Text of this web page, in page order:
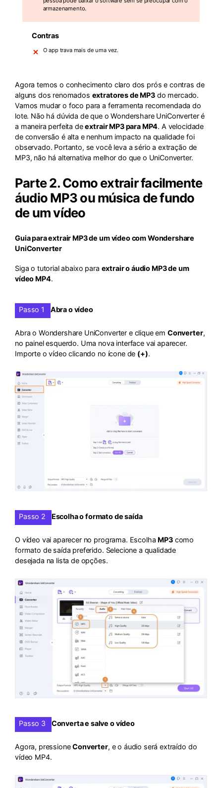
armazenamento.
Contras
O app trava mais de uma vez.
Agora temos o conhecimento claro dos prós e contras de
alguns dos renomados extratores de MP3 do mercado.
Vamos mudar o foco para a ferramenta recomendada do
lote. Não há dúvida de que o Wondershare UniConverter é
a maneira perfeita de extrair MP3 para MP4. A velocidade
de conversão é alta e nenhum impacto na qualidade foi
observado. Portanto, se você leva a sério a extração de
MP3, não há alternativa melhor do que o UniConverter.
Parte 2. Como extrair facilmente
áudio MP3 ou música de fundo
de um vídeo
Guia para extrair MP3 de um vídeo com Wondershare
UniConverter
Siga o tutorial abaixo para extrair o áudio MP3 de um
vídeo MP4.
Passo 1 Abra o vídeo
Abra o Wondershare UniConverter e clique em Converter,
no painel esquerdo. Uma nova interface vai aparecer.
Importe o vídeo clicando no ícone de (+).
Passo 2 Escolha o formato de saída
O vídeo vai aparecer no programa. Escolha MP3 como
formato de saída preferido. Selecione a qualidade
desejada na lista de opções.
Passo 3 Converta e salve o vídeo
Agora, pressione Converter, e o áudio será extraído do
vídeo MP4.